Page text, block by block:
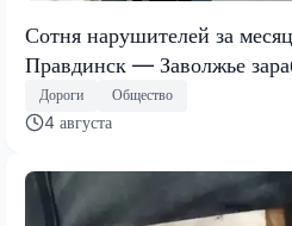
Сотня нарушителей за
Правдинск — Заволжье
Дороги Общество
4 августа